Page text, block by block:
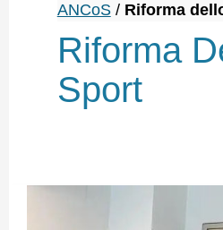
ANCoS/ Riforma
Riforma
Sport